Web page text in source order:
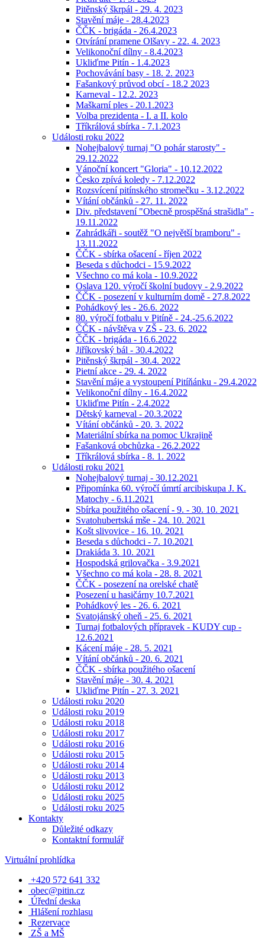
Pitěnský škrpál - 29. 4. 2023
Stavění máje - 28.4.2023
ČČK - brigáda - 26.4.2023
Otvírání pramene Olšavy - 22. 4. 2023
Velikonoční dílny - 8.4.2023
Ukliďme Pitín - 1.4.2023
Pochovávání basy - 18. 2. 2023
Fašankový průvod obcí - 18.2 2023
Karneval - 12.2. 2023
Maškarní ples - 20.1.2023
Volba prezidenta - I. a II. kolo
Tříkrálová sbírka - 7.1.2023
Události roku 2022
Nohejbalový turnaj "O pohár starosty" -
29.12.2022
Vánoční koncert "Gloria" - 10.12.2022
Česko zpívá koledy - 7.12.2022
Rozsvícení pitínského stromečku - 3.12.2022
Vítání občánků - 27. 11. 2022
Div. představení "Obecně prospěšná strašidla" -
19.11.2022
Zahrádkáři - soutěž "O největší bramboru" -
13.11.2022
ČČK - sbírka ošacení - říjen 2022
Beseda s důchodci - 15.9.2022
Všechno co má kola - 10.9.2022
Oslava 120. výročí školní budovy - 2.9.2022
ČČK - posezení v kulturním domě - 27.8.2022
Pohádkový les - 26.6. 2022
80. výročí fotbalu v Pitíně - 24.-25.6.2022
ČČK - návštěva v ZŠ - 23. 6. 2022
ČČK - brigáda - 16.6.2022
Jiříkovský bál - 30.4.2022
Pitěnský škrpál - 30.4. 2022
Pietní akce - 29. 4. 2022
Stavění máje a vystoupení Pitíňánku - 29.4.2022
Velikonoční dílny - 16.4.2022
Ukliďme Pitín - 2.4.2022
Dětský karneval - 20.3.2022
Vítání občánků - 20. 3. 2022
Materiální sbírka na pomoc Ukrajině
Fašanková obchůzka - 26.2.2022
Tříkrálová sbírka - 8. 1. 2022
Události roku 2021
Nohejbalový turnaj - 30.12.2021
Připomínka 60. výročí úmrtí arcibiskupa J. K.
Matochy - 6.11.2021
Sbírka použitého ošacení - 9. - 30. 10. 2021
Svatohubertská mše - 24. 10. 2021
Košt slivovice - 16. 10. 2021
Beseda s důchodci - 7. 10.2021
Drakiáda 3. 10. 2021
Hospodská grilovačka - 3.9.2021
Všechno co má kola - 28. 8. 2021
ČČK - posezení na orelské chatě
Posezení u hasičárny 10.7.2021
Pohádkový les - 26. 6. 2021
Svatojánský oheň - 25. 6. 2021
Turnaj fotbalových přípravek - KUDY cup -
12.6.2021
Kácení máje - 28. 5. 2021
Vítání občánků - 20. 6. 2021
ČČK - sbírka použitého ošacení
Stavění máje - 30. 4. 2021
Ukliďme Pitín - 27. 3. 2021
Události roku 2020
Události roku 2019
Události roku 2018
Události roku 2017
Události roku 2016
Události roku 2015
Události roku 2014
Události roku 2013
Události roku 2012
Události roku 2025
Události roku 2025
Kontakty
Důležité odkazy
Kontaktní formulář
Virtuální prohlídka
+420 572 641 332
obec@pitin.cz
Úřední deska
Hlášení rozhlasu
Rezervace
ZŠ a MŠ